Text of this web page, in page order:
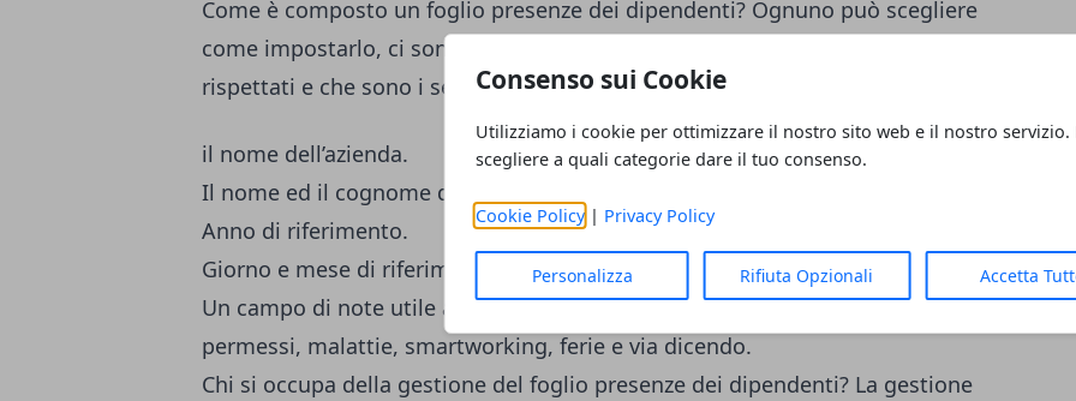
Consenso sui Cookie
Utilizziamo i cookie per ottimizzare il nostro sito web e il nostro servizio.
scegliere a quali categorie dare il tuo consenso.
Cookie Policy| Privacy Policy
Personalizza Rifiuta Opzionali Accetta
Come è composto un foglio presenze dei dipendenti? Ognuno può scegliere
come impostarlo, ci sono alcuni parametri fondamentali che andrebbero
rispettati e che sono i seguenti:
il nome dell’azienda.
Il nome ed il cognome del lavoratore.
Anno di riferimento.
Giorno e mese di riferimento.
Un campo di note utile anche per i giustificativi, ad esempio per inserire
permessi, malattie, smartworking, ferie e via dicendo.
Chi si occupa della gestione del foglio presenze dei dipendenti? La gestione